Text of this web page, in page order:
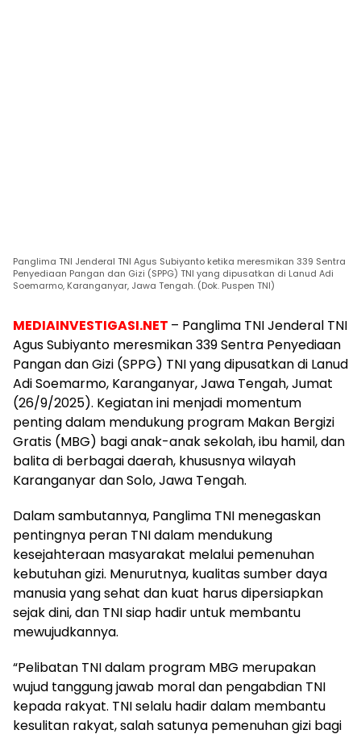
Panglima TNI Jenderal TNI Agus Subiyanto ketika meresmikan 339 Sentra
Penyediaan Pangan dan Gizi (SPPG) TNI yang dipusatkan di Lanud Adi
Soemarmo, Karanganyar, Jawa Tengah. (Dok. Puspen TNI)
MEDIAINVESTIGASI.NET – Panglima TNI Jenderal TNI
Agus Subiyanto meresmikan 339 Sentra Penyediaan
Pangan dan Gizi (SPPG) TNI yang dipusatkan di Lanud
Adi Soemarmo, Karanganyar, Jawa Tengah, Jumat
(26/9/2025). Kegiatan ini menjadi momentum
penting dalam mendukung program Makan Bergizi
Gratis (MBG) bagi anak-anak sekolah, ibu hamil, dan
balita di berbagai daerah, khususnya wilayah
Karanganyar dan Solo, Jawa Tengah.
Dalam sambutannya, Panglima TNI menegaskan
pentingnya peran TNI dalam mendukung
kesejahteraan masyarakat melalui pemenuhan
kebutuhan gizi. Menurutnya, kualitas sumber daya
manusia yang sehat dan kuat harus dipersiapkan
sejak dini, dan TNI siap hadir untuk membantu
mewujudkannya.
“Pelibatan TNI dalam program MBG merupakan
wujud tanggung jawab moral dan pengabdian TNI
kepada rakyat. TNI selalu hadir dalam membantu
kesulitan rakyat, salah satunya pemenuhan gizi bagi